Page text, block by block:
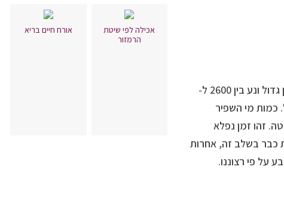
אכילה לפי שיטת
הרמזור
אורח חיים בריא
משקלו הממוצע של העובר, כ-3300-3100 גרם, אך טווח המשקל התקין גדול ונע בין 2600 ל-
כמות מי השפיר
זהו זמן נפלא
כבר בשלב זה, אחרות
על פי רצוננו.